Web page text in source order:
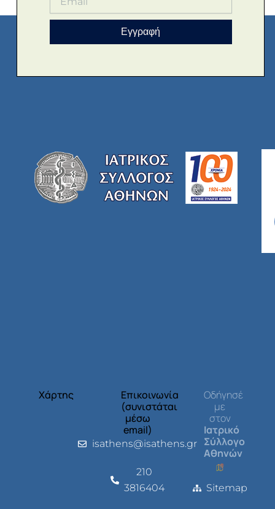
Εγγραφή
Χάρτης
Επικοινωνία
(συνιστάται
μέσω
email)
isathens@isathens.gr
210
3816404
Οδήγησέ
με
στον
Ιατρικό
Σύλλογο
Αθηνών
Sitemap